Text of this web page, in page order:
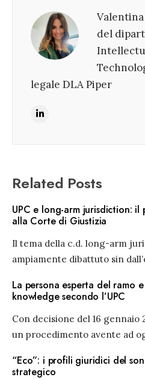
del
legale DLA Piper
Related Posts
UPC e long-arm jurisdiction:
alla Corte di Giustizia
Il tema della c.d. long-arm
ampiamente dibattuto sin
La persona esperta del ramo
knowledge secondo l’UPC
Con decisione del 16 gennaio
un procedimento avente ad
“Eco”: i profili giuridici del
strategico